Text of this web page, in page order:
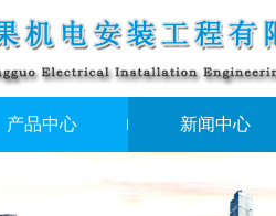
产品中心 新闻中心